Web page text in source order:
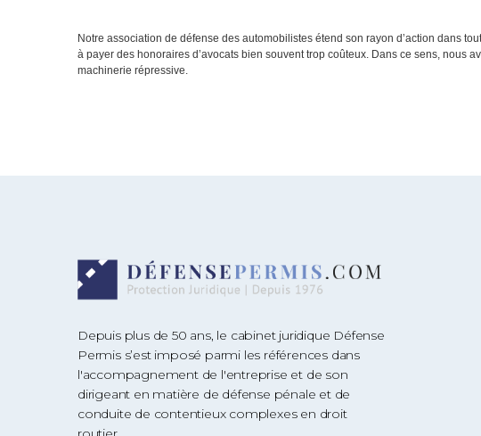
Notre association de défense des automobilistes étend son rayon d’action dans
à payer des honoraires d’avocats bien souvent trop coûteux. Dans ce sens, nous
machinerie répressive.
Depuis plus de 50 ans, le cabinet juridique Défense
Permis s’est imposé parmi les références dans
l'accompagnement de l'entreprise et de son
dirigeant en matière de défense pénale et de
conduite de contentieux complexes en droit